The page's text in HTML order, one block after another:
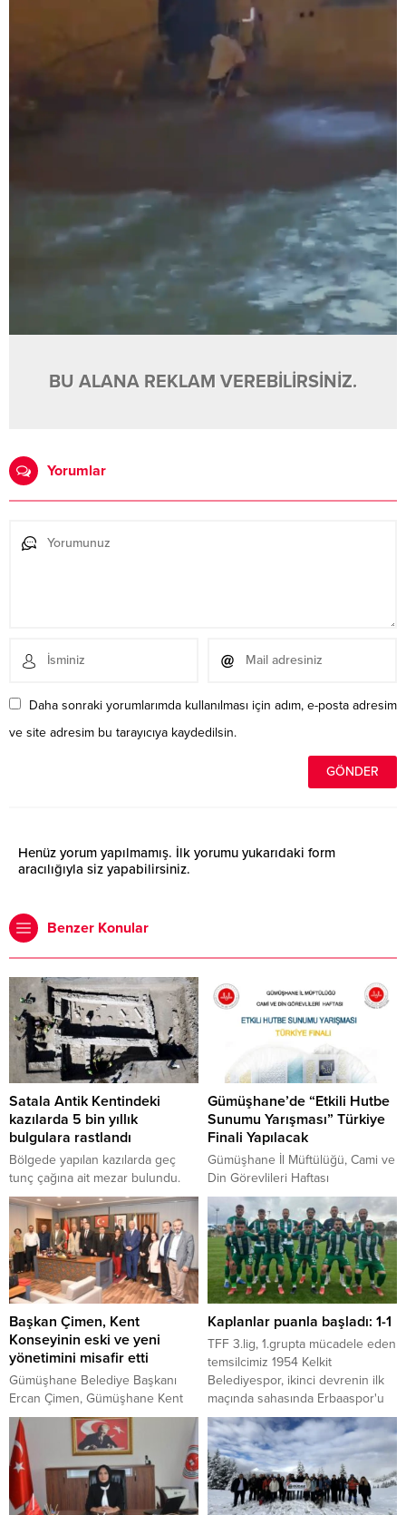
BU ALANA REKLAM VEREBİLİRSİNİZ.
Yorumlar
Daha sonraki yorumlarımda kullanılması için adım, e-posta adresim
ve site adresim bu tarayıcıya kaydedilsin.
Henüz yorum yapılmamış. İlk yorumu yukarıdaki form
aracılığıyla siz yapabilirsiniz.
Benzer Konular
Satala Antik Kentindeki
kazılarda 5 bin yıllık
bulgulara rastlandı
Bölgede yapılan kazılarda geç
tunç çağına ait mezar bulundu.
Kazı çalışmalarında Ayasofya’yı
yaptıran imparator Justinyanus’un
tamir ettirdiği kale surları ortaya
çıktı. Çok sayıda yeni bulgunun
elde edildiği kazılar bölgenin
tarihi sürecinin değişmesine
neden oldu.
Gümüşhane’de “Etkili Hutbe
Sunumu Yarışması” Türkiye
Finali Yapılacak
Gümüşhane İl Müftülüğü, Cami ve
Din Görevlileri Haftası
kapsamında “9. Etkili Hutbe
Sunumu Yarışması” Türkiye
Finali’ne ev sahipliği yapacak.
Başkan Çimen, Kent
Konseyinin eski ve yeni
yönetimini misafir etti
Gümüşhane Belediye Başkanı
Ercan Çimen, Gümüşhane Kent
Konseyi Başkanlığa seçilen
Rüstem Demirağ ve yeni yürütme
kurulu üyeleri ile bir önceki
dönem kent konseyi yönetimini
misafir etti.
Kaplanlar puanla başladı: 1-1
TFF 3.lig, 1.grupta mücadele eden
temsilcimiz 1954 Kelkit
Belediyespor, ikinci devrenin ilk
maçında sahasında Erbaaspor'u
konuk etti.